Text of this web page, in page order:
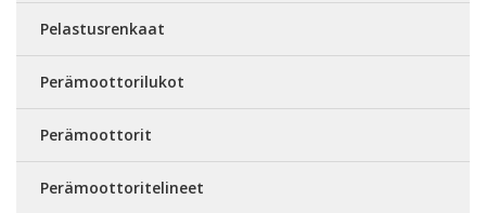
Pelastusrenkaat
Perämoottorilukot
Perämoottorit
Perämoottoritelineet